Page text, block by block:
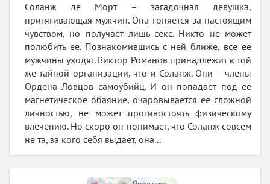
Соланж де Морт – загадочная девушка,
притягивающая мужчин. Она гоняется за настоящим
чувством, но получает лишь секс. Никто не может
полюбить ее. Познакомившись с ней ближе, все ее
мужчины уходят. Виктор Романов принадлежит к той
же тайной организации, что и Соланж. Они – члены
Ордена Ловцов самоубийц. И он попадает под ее
магнетическое обаяние, очаровывается ее сложной
личностью, не может противостоять физическому
влечению. Но скоро он понимает, что Соланж совсем
не та, за кого себя выдает, она...